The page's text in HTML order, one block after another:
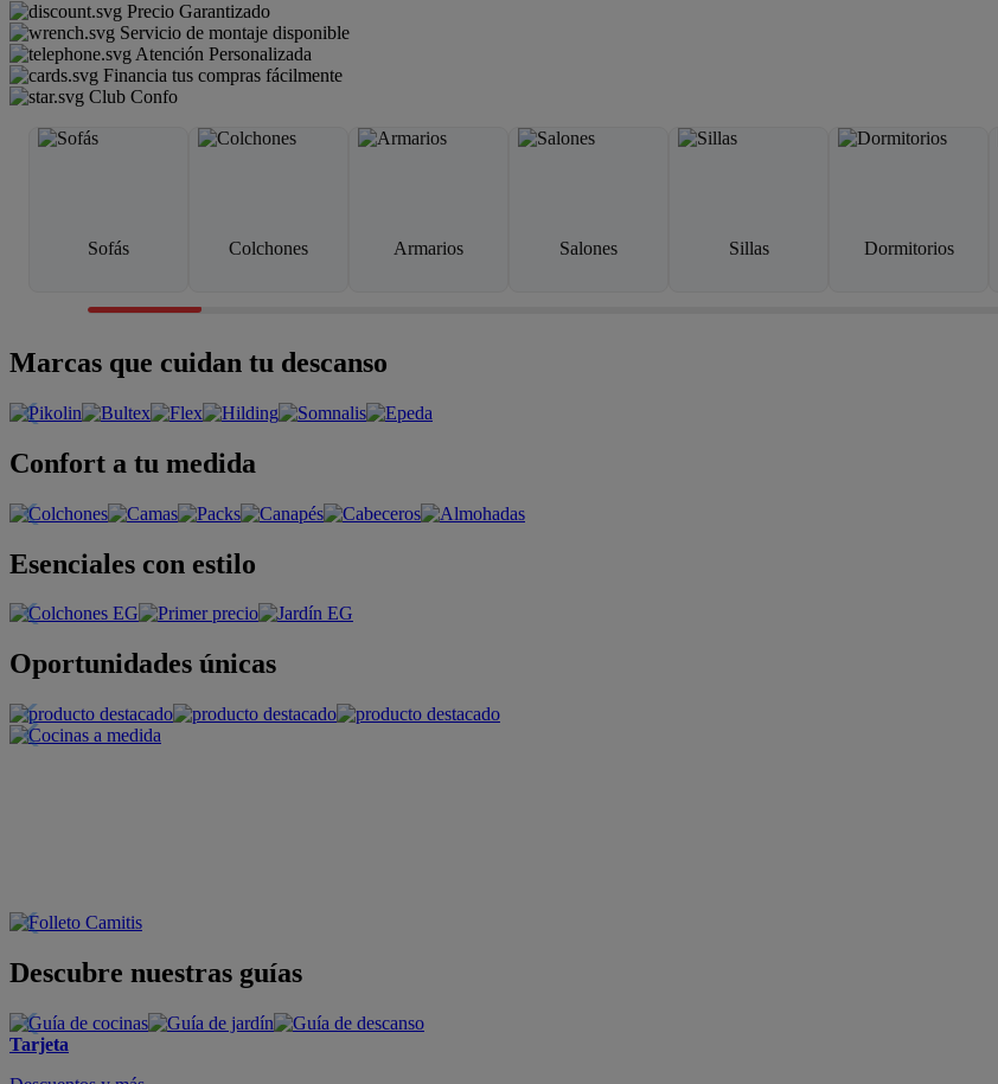
Precio Garantizado
Servicio de montaje disponible
Atención Personalizada
Financia tus compras fácilmente
Club Confo
Sofás Colchones Armarios Salones Sillas Dormitorios
Marcas que cuidan tu descanso
Confort a tu medida
Esenciales con estilo
Oportunidades únicas
Descubre nuestras guías
Tarjeta